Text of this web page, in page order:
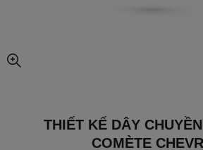
chế độ xem hình ảnh mở rộng
THIẾT KẾ DÂY
COMÈTE